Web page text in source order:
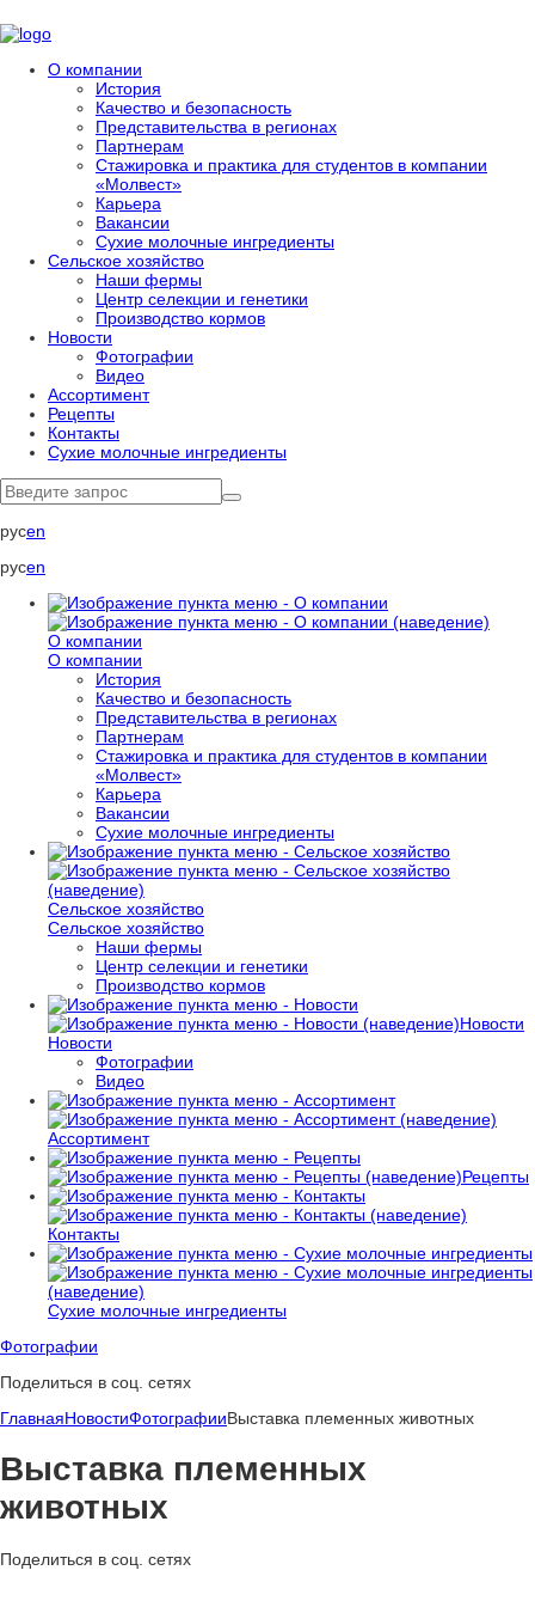
О компании
История
Качество и безопасность
Представительства в регионах
Партнерам
Стажировка и практика для студентов в компании
«Молвест»
Карьера
Вакансии
Сухие молочные ингредиенты
Сельское хозяйство
Наши фермы
Центр селекции и генетики
Производство кормов
Новости
Фотографии
Видео
Ассортимент
Рецепты
Контакты
Сухие молочные ингредиенты
русen
русen
О компании
О компании
История
Качество и безопасность
Представительства в регионах
Партнерам
Стажировка и практика для студентов в компании
«Молвест»
Карьера
Вакансии
Сухие молочные ингредиенты
Сельское хозяйство
Сельское хозяйство
Наши фермы
Центр селекции и генетики
Производство кормов
Новости
Новости
Фотографии
Видео
Ассортимент
Рецепты
Контакты
Сухие молочные ингредиенты
Фотографии
Поделиться в соц. сетях
ГлавнаяНовостиФотографииВыставка племенных животных
Выставка племенных
животных
Поделиться в соц. сетях